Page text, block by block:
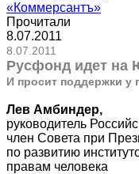
«Коммерсантъ»
Прочитали
8.07.2011
8.07.2011
Русфонд идет на
И просит поддержки у
Лев Амбиндер,
руководитель
член Совета при
по развитию
правам человека